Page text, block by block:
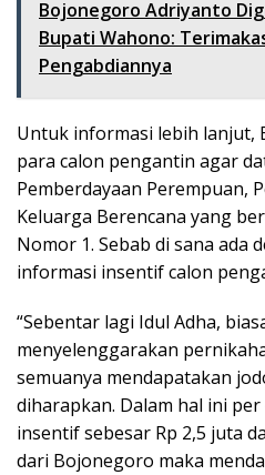
Bojonegoro Adriyanto
Bupati Wahono:
Pengabdiannya
Untuk informasi lebih lanjut,
para calon pengantin agar
Pemberdayaan Perempuan,
Keluarga Berencana yang
Nomor 1. Sebab di sana ada
informasi insentif calon
“Sebentar lagi Idul Adha,
menyelenggarakan
semuanya mendapatakan
diharapkan. Dalam hal ini
insentif sebesar Rp 2,5 juta
dari Bojonegoro maka